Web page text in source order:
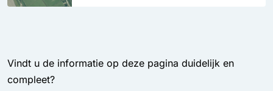
Vindt u de informatie op deze pagina duidelijk en
compleet?